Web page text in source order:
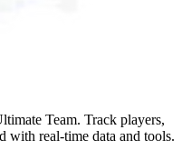
Team. Track players,
with real-time data and tools.